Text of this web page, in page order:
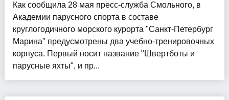
Как сообщила 28 мая пресс-служба Смольного, в
Академии парусного спорта в составе
круглогодичного морского курорта "Санкт‑Петербург
Марина" предусмотрены два учебно-тренировочных
корпуса. Первый носит название "Швертботы и
парусные яхты", и пр...